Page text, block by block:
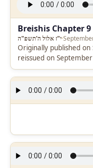
Breishis Chapter 9
י"ז אלול ה'תשפ"ה·
Originally published
reissued on